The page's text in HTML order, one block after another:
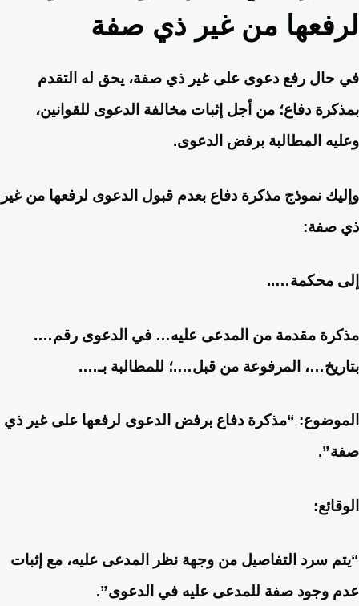
لرفعها من غير ذي صفة
في حال رفع دعوى على غير ذي صفة، يحق له التقدم
بمذكرة دفاع؛ من أجل إثبات مخالفة الدعوى للقوانين،
وعليه المطالبة برفض الدعوى.
وإليك نموذج مذكرة دفاع بعدم قبول الدعوى لرفعها من غير
ذي صفة:
إلى محكمة…..
مذكرة مقدمة من المدعى عليه… في الدعوى رقم….
بتاريخ…، المرفوعة من قبل….؛ للمطالبة بـ….
الموضوع: “مذكرة دفاع برفض الدعوى لرفعها على غير ذي
صفة”.
الوقائع:
“يتم سرد التفاصيل من وجهة نظر المدعى عليه، مع إثبات
عدم وجود صفة للمدعى عليه في الدعوى”.